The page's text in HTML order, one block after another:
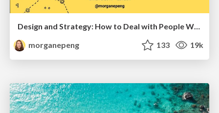
Design and Strategy: How to Deal with People Who Don’t "Get" Design
morganepeng
133 19k